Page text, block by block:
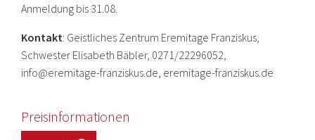
Anmeldung bis 31.08.
Kontakt: Geistliches Zentrum Eremitage Franziskus,
Schwester Elisabeth Bäbler, 0271/22296052,
info@eremitage-franziskus.de, eremitage-franziskus.de
Preisinformationen